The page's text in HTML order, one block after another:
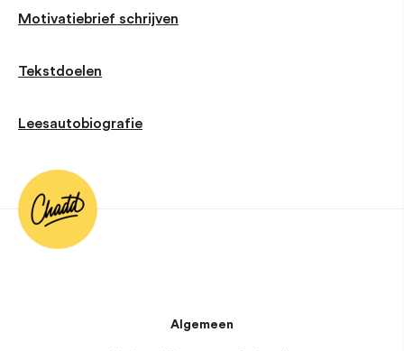
Motivatiebrief schrijven
Tekstdoelen
Leesautobiografie
Algemeen